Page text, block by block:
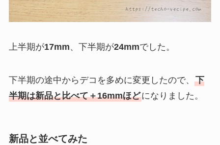
上半期が17mm、下半期が24mmでした。
下半期の途中からデコを多めに変更したので、 下
半期は新品と比べて＋16mmほどになりました。
新品と並べてみた